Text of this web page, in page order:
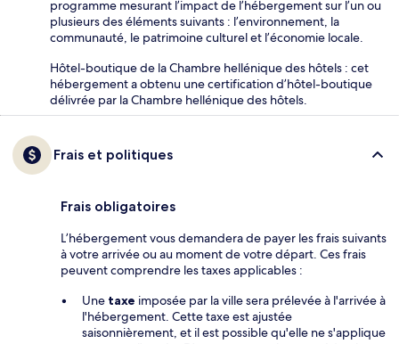
programme mesurant l’impact de l’hébergement sur l’un ou
plusieurs des éléments suivants : l’environnement, la
communauté, le patrimoine culturel et l’économie locale.
Hôtel-boutique de la Chambre hellénique des hôtels : cet
hébergement a obtenu une certification d’hôtel-boutique
délivrée par la Chambre hellénique des hôtels.
Frais et politiques
Frais obligatoires
L’hébergement vous demandera de payer les frais suivants
à votre arrivée ou au moment de votre départ. Ces frais
peuvent comprendre les taxes applicables :
Une taxe imposée par la ville sera prélevée à l'arrivée à
l'hébergement. Cette taxe est ajustée
saisonnièrement, et il est possible qu'elle ne s'applique